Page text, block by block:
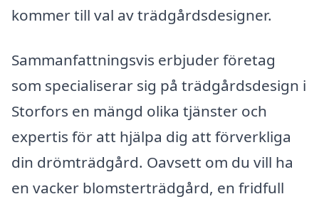
kommer till val av trädgårdsdesigner.
Sammanfattningsvis erbjuder företag
som specialiserar sig på trädgårdsdesign i
Storfors en mängd olika tjänster och
expertis för att hjälpa dig att förverkliga
din drömträdgård. Oavsett om du vill ha
en vacker blomsterträdgård, en fridfull